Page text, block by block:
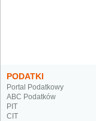
PODATKI
Portal Podatkowy
ABC Podatków
PIT
CIT